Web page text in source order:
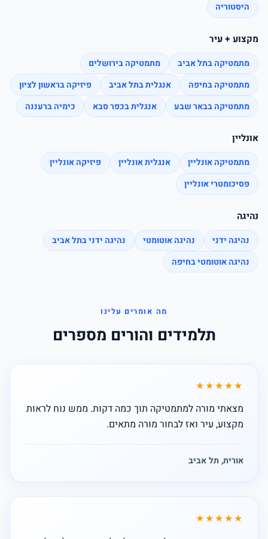
היסטוריה
מקצוע + עיר
מתמטיקה בתל אביב
מתמטיקה בירושלים
מתמטיקה בחיפה
אנגלית בתל אביב
פיזיקה בראשון לציון
מתמטיקה בבאר שבע
אנגלית בכפר סבא כימיה ברעננה
אונליין
מתמטיקה אונליין אנגלית אונליין
פיזיקה אונליין
פסיכומטרי אונליין
נהיגה
נהיגה ידני נהיגה אוטומטי
נהיגה ידני בתל אביב
נהיגה אוטומטי בחיפה
מה אומרים עלינו
תלמידים והורים מספרים
★★★★★
מצאתי מורה למתמטיקה תוך כמה דקות. ממש נוח לראות
מקצוע, עיר ואז לבחור מורה מתאים.
אורית, תל אביב
★★★★★